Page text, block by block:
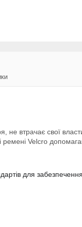
втрачає свої
ремені Velcro
для